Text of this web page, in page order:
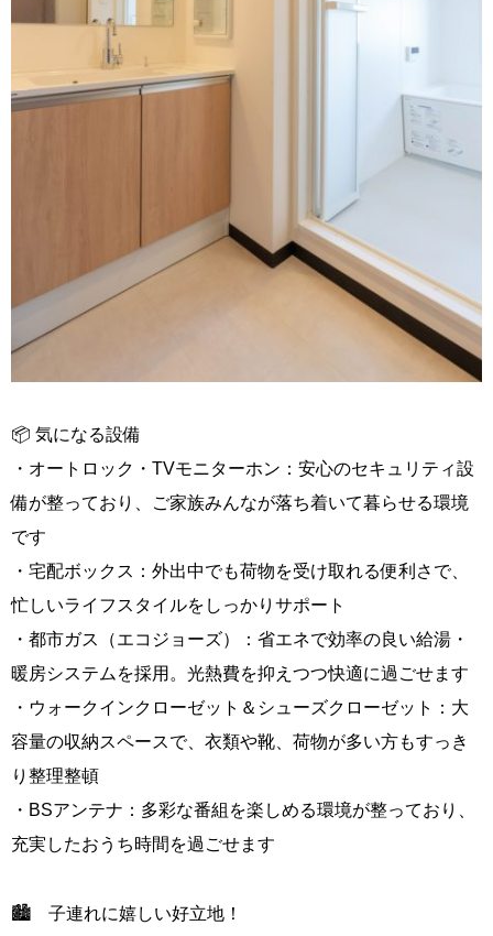
📦 気になる設備
・オートロック・TVモニターホン：安心のセキュリティ設
備が整っており、ご家族みんなが落ち着いて暮らせる環境
です
・宅配ボックス：外出中でも荷物を受け取れる便利さで、
忙しいライフスタイルをしっかりサポート
・都市ガス（エコジョーズ）：省エネで効率の良い給湯・
暖房システムを採用。光熱費を抑えつつ快適に過ごせます
・ウォークインクローゼット＆シューズクローゼット：大
容量の収納スペースで、衣類や靴、荷物が多い方もすっき
り整理整頓
・BSアンテナ：多彩な番組を楽しめる環境が整っており、
充実したおうち時間を過ごせます
🏙️ 子連れに嬉しい好立地！